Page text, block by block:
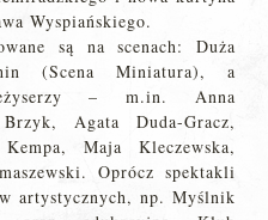
Wyspiańskiego.
są na scenach: Duża
(Scena Miniatura), a
– m.in. Anna
Agata Duda-Gracz,
Maja Kleczewska,
Oprócz spektakli
artystycznych, np. Myślnik